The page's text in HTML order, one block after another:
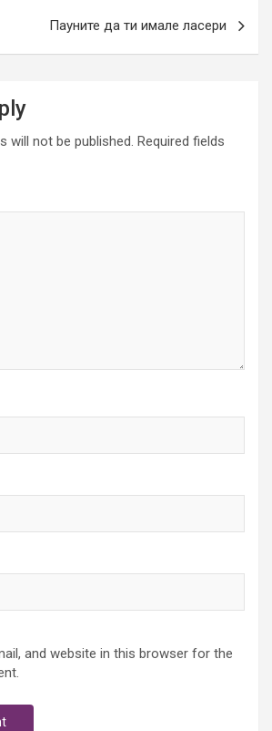
Пауните да ти имале ласери
will not be published. Required fields
and website in this browser for the